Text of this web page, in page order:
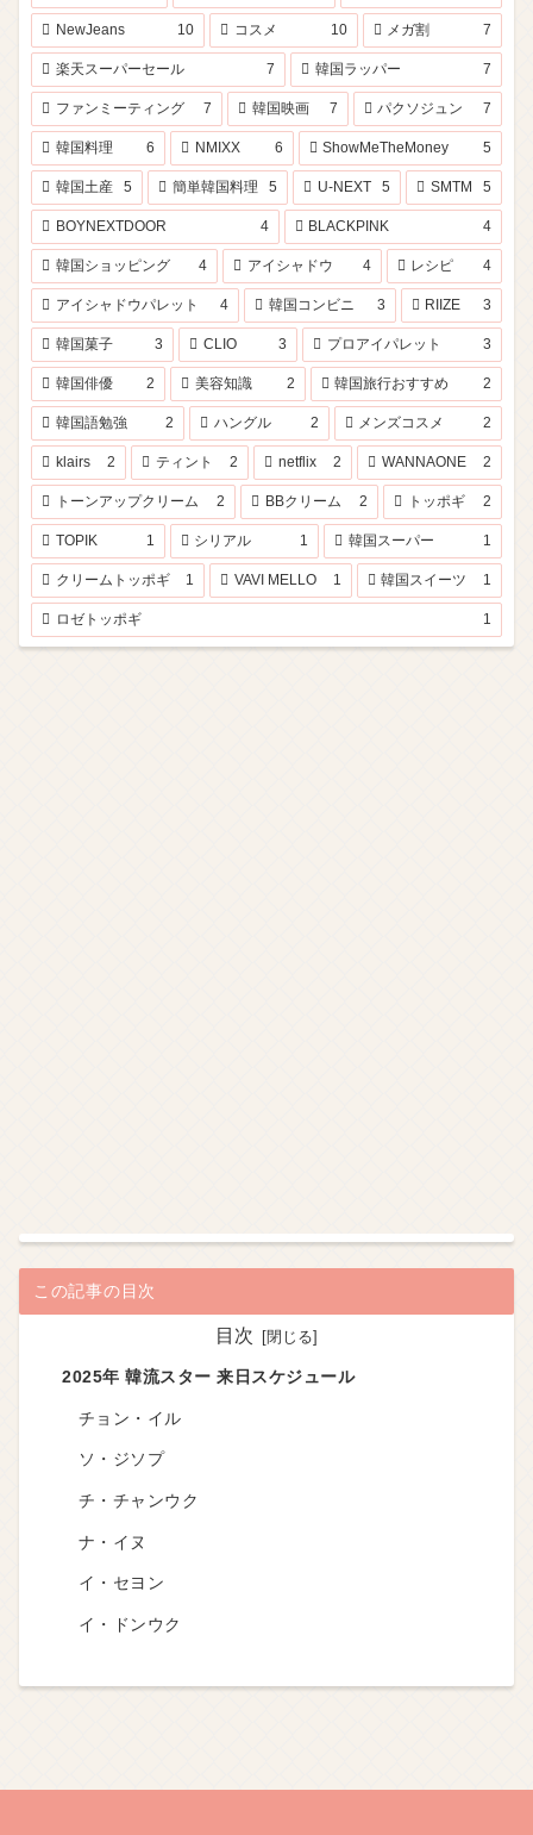
NewJeans 10 コスメ 10 メガ割 7
楽天スーパーセール 7 韓国ラッパー 7
ファンミーティング 7 韓国映画 7 パクソジュン 7
韓国料理 6 NMIXX 6 ShowMeTheMoney 5
韓国土産 5 簡単韓国料理 5 U-NEXT 5 SMTM 5
BOYNEXTDOOR 4 BLACKPINK 4
韓国ショッピング 4 アイシャドウ 4 レシピ 4
アイシャドウパレット 4 韓国コンビニ 3 RIIZE 3
韓国菓子 3 CLIO 3 プロアイパレット 3
韓国俳優 2 美容知識 2 韓国旅行おすすめ 2
韓国語勉強 2 ハングル 2 メンズコスメ 2
klairs 2 ティント 2 netflix 2 WANNAONE 2
トーンアップクリーム 2 BBクリーム 2 トッポギ 2
TOPIK 1 シリアル 1 韓国スーパー 1
クリームトッポギ 1 VAVI MELLO 1 韓国スイーツ 1
ロゼトッポギ 1
この記事の目次
目次
2025年 韓流スター 来日スケジュール
チョン・イル
ソ・ジソプ
チ・チャンウク
ナ・イヌ
イ・セヨン
イ・ドンウク